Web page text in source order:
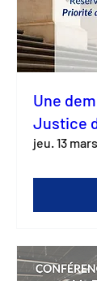
Une
Justice
jeu. 13 mars